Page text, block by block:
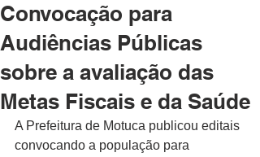
Convocação para
Audiências Públicas
sobre a avaliação das
Metas Fiscais e da Saúde
A Prefeitura de Motuca publicou editais
convocando a população para